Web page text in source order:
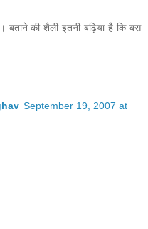
बताने की शैली इतनी बढ़िया है कि बस
September 19, 2007 at